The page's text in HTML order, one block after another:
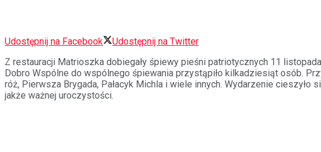
Udostępnij na Facebook
Udostępnij na Twitter
Z restauracji Matrioszka dobiegały śpiewy pieśni patriotycznych 11
Dobro Wspólne do wspólnego śpiewania przystąpiło kilkadziesiąt osób.
róż, Pierwsza Brygada, Pałacyk Michla i wiele innych. Wydarzenie
jakże ważnej uroczystości.